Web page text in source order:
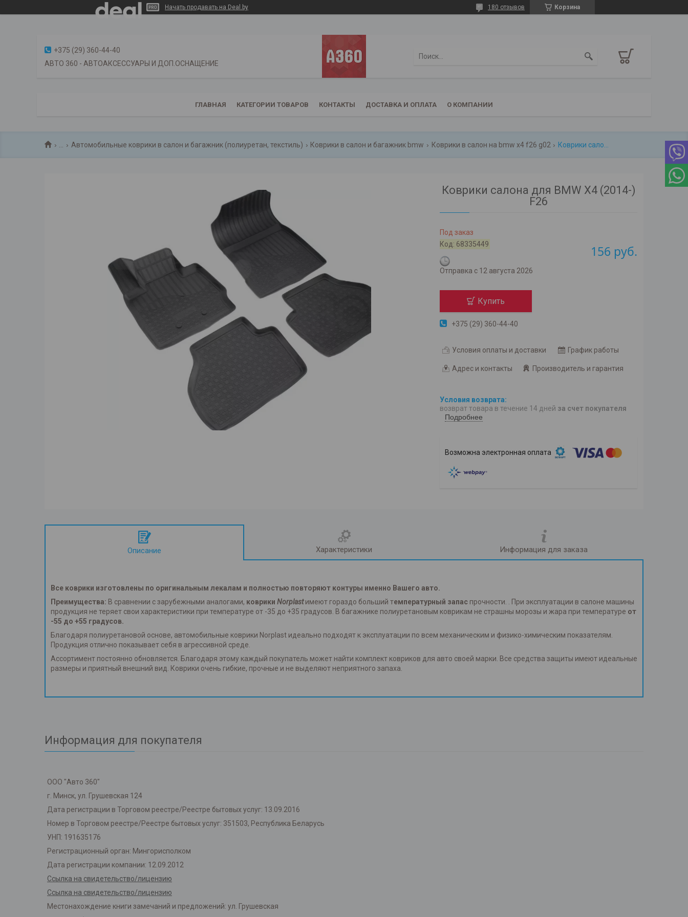
Начать продавать на Deal.by Корзина
180 отзывов
+375 (29) 360-44-40
АВТО 360 - АВТОАКСЕССУАРЫ И ДОП.ОСНАЩЕНИЕ
ГЛАВНАЯ КАТЕГОРИИ ТОВАРОВ КОНТАКТЫ ДОСТАВКА И ОПЛАТА О КОМПАНИИ
Автомобильные коврики в салон и багажник (полиуретан, текстиль) Коврики в салон и багажник bmw Коврики в салон на bmw x4 f26 g02
Коврики салона для BMW Х4 (2014-)
F26
Под заказ
Код: 68335449
Отправка с 12 августа 2026
156 руб.
Купить
+375 (29) 360-44-40
Условия оплаты и доставки График работы
Адрес и контакты Производитель и гарантия
возврат товара в течение 14 дней за счет покупателя
Подробнее
Описание Характеристики Информация для заказа
Все коврики изготовлены по оригинальным лекалам и полностью повторяют контуры именно Вашего авто.
Преимущества: В сравнении с зарубежными аналогами, коврики Norplastимеют гораздо больший температурный запас прочности. . При эксплуатации в салоне машины
продукция не теряет свои характеристики при температуре от -35 до +35 градусов. В багажнике полиуретановым коврикам не страшны морозы и жара при температуре от
-55 до +55 градусов.
Благодаря полиуретановой основе, автомобильные коврики Norplast идеально подходят к эксплуатации по всем механическим и физико-химическим показателям.
Продукция отлично показывает себя в агрессивной среде.
Ассортимент постоянно обновляется. Благодаря этому каждый покупатель может найти комплект ковриков для авто своей марки. Все средства защиты имеют идеальные
размеры и приятный внешний вид. Коврики очень гибкие, прочные и не выделяют неприятного запаха.
Информация для покупателя
ООО "Авто 360"
г. Минск, ул. Грушевская 124
Дата регистрации в Торговом реестре/Реестре бытовых услуг: 13.09.2016
Номер в Торговом реестре/Реестре бытовых услуг: 351503, Республика Беларусь
УНП: 191635176
Регистрационный орган: Мингорисполком
Дата регистрации компании: 12.09.2012
Ссылка на свидетельство/лицензию
Ссылка на свидетельство/лицензию
Местонахождение книги замечаний и предложений: ул. Грушевская